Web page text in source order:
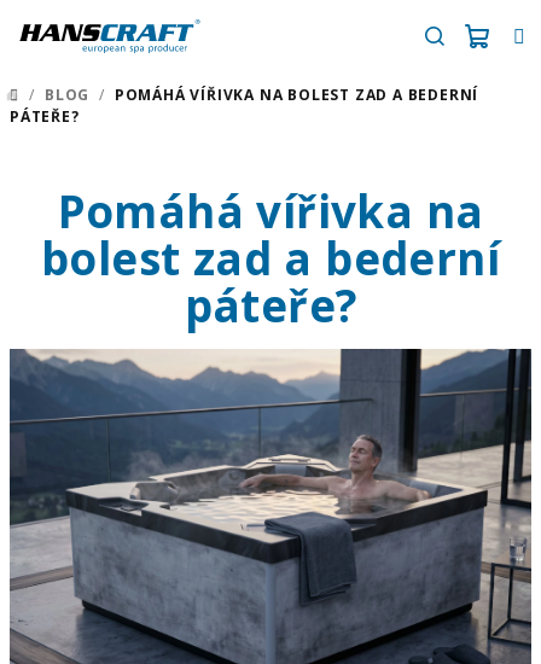
na
DOMŮ
/ BLOG / POMÁHÁ VÍŘIVKA NA BOLEST ZAD A BEDERNÍ
PÁTEŘE?
Pomáhá vířivka na
bolest zad a bederní
páteře?